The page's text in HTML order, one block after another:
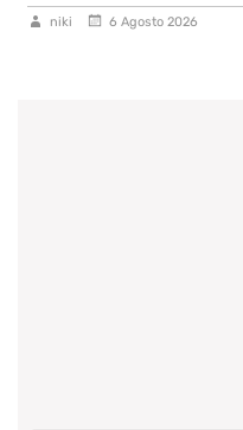
niki 6 Agosto 2026